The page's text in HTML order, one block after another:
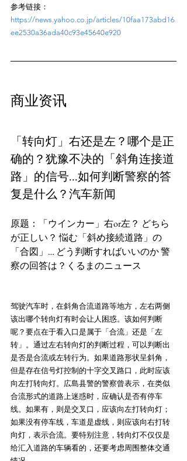
参考链接：
https://news.yahoo.co.jp/articles/10faa173abd16
ee2530a36ada40c93e45640e920
「转向灯」右还是左？哪个是正
确的？犹豫不决的「斜角连接道
路」的信号...如何判断警察的答
复是什么？汽车新闻
原题：「ウインカー」右or左？ どちら
が正しい？ 悩む「斜め接続道路」の
「合図」… どう判断すればいいのか 警
驾驶汽车时，在斜角合流道路等地方，左右两侧
该出哪个转向灯有时会让人困惑。该如何判断
呢？要点在于看入口是属于「合流」还是「左
转」。通过左右转向灯的判断过程，可以判断出
是否是合流或左转行为。如果道路形状呈斜角，
但是存在信号灯控制的十字交叉路口，此时应该
向左打转向灯。広島县警的警察曾表示，在类似
合流形式的道路上迷惑时，应确认是否有停车
线。如果有，则是交叉口，应该向左打转向灯；
如果没有停车线，车道是虚线，则应该向右打转
向灯，表示合流。要特别注意，转向灯不仅仅是
给汇入道路的车辆看的，还要考虑周围整体交通